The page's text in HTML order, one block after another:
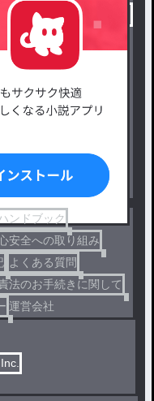
ンルから探す
・ロマンス
タジー・異世界・SF
・ミステリー
ディ
ンドブック
安全への取り組み
よくある質問
法のお手続きに関して
運営会社